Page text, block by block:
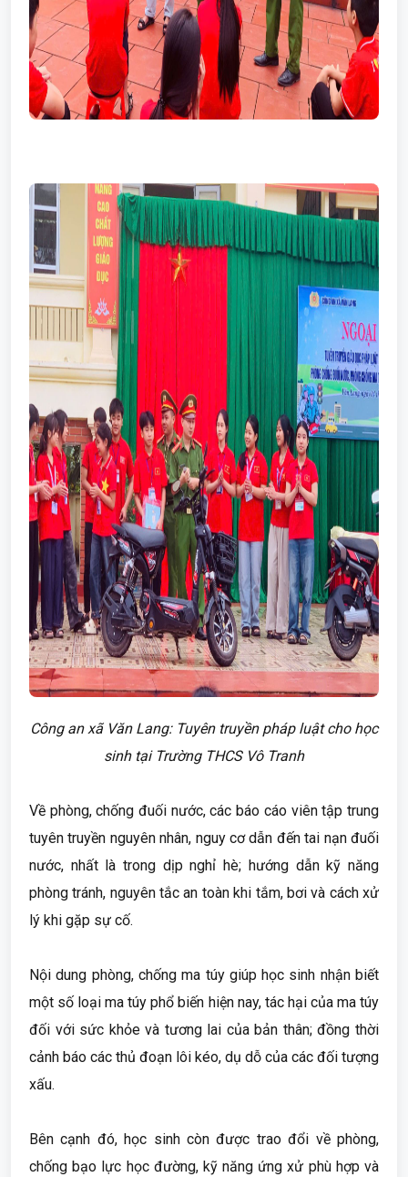
Công an xã Văn Lang: Tuyên truyền pháp luật cho học
sinh tại Trường THCS Vô Tranh
Về phòng, chống đuối nước, các báo cáo viên tập trung
tuyên truyền nguyên nhân, nguy cơ dẫn đến tai nạn đuối
nước, nhất là trong dịp nghỉ hè; hướng dẫn kỹ năng
phòng tránh, nguyên tắc an toàn khi tắm, bơi và cách xử
lý khi gặp sự cố.
Nội dung phòng, chống ma túy giúp học sinh nhận biết
một số loại ma túy phổ biến hiện nay, tác hại của ma túy
đối với sức khỏe và tương lai của bản thân; đồng thời
cảnh báo các thủ đoạn lôi kéo, dụ dỗ của các đối tượng
xấu.
Bên cạnh đó, học sinh còn được trao đổi về phòng,
chống bạo lực học đường, kỹ năng ứng xử phù hợp và